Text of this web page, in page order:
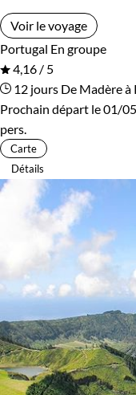
Voir le voyage
Portugal En groupe
4,16 / 5
12 jours De Madère
Prochain départ le 01/
pers.
Carte
Détails